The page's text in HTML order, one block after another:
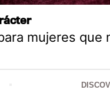
mujeres que